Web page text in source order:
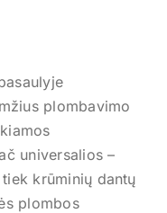
plombavimo
universalios –
krūminių dantų
plombos